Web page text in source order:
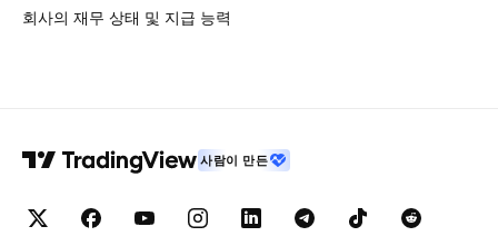
회사의 재무 상태 및 지급 능력
사람이 만든